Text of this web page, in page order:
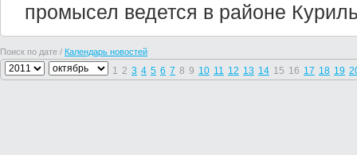
промысел ведется в районе
Поиск по дате / Календарь новостей
1 2 3 4 5 6 7 8 9 10 11 12 13 14 15 16 17 18 19